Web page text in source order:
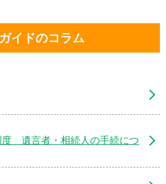
イドのコラム
度 遺言者・相続人の手続につ